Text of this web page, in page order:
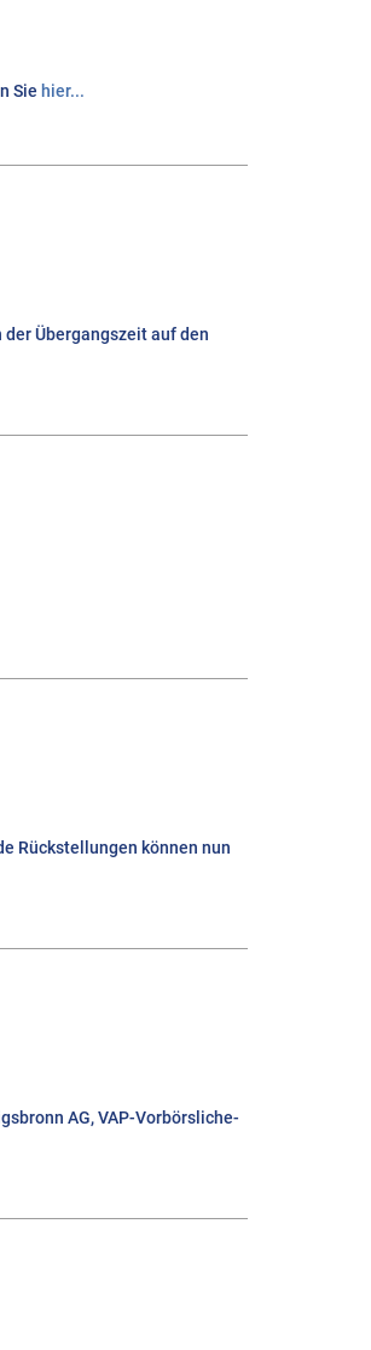
Sie hier...
Übergangszeit auf den
Rückstellungen können nun
AG, VAP-Vorbörsliche-